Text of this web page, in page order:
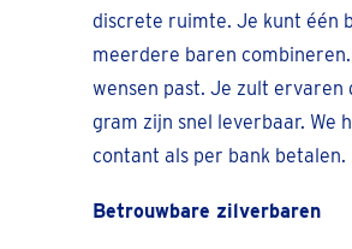
discrete ruimte. Je kunt één
meerdere baren
wensen past. Je zult ervaren
gram zijn snel leverbaar. We
contant als per bank betalen.
Betrouwbare zilverbaren